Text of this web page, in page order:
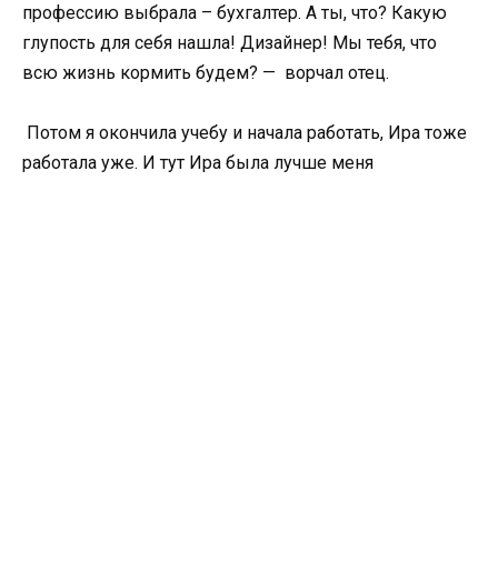
профессию выбрала – бухгалтер. А ты, что? Какую
глупость для себя нашла! Дизайнер! Мы тебя, что
всю жизнь кормить будем? — ворчал отец.
Потом я окончила учебу и начала работать, Ира тоже
работала уже. И тут Ира была лучше меня